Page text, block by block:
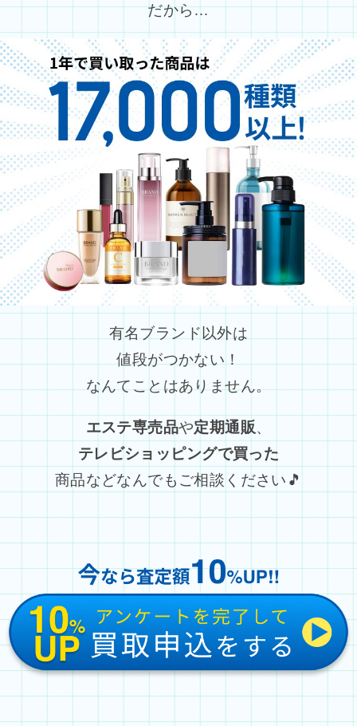
だから…
有名ブランド以外は
値段がつかない！
なんてことはありません。
エステ専売品や定期通販、
テレビショッピングで買った
商品などなんでもご相談ください🎵